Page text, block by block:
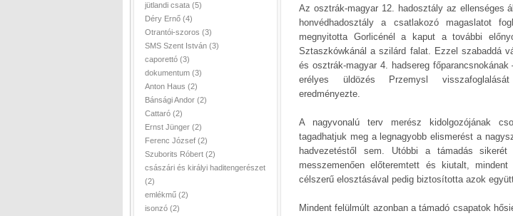
jütlandi csata (5)
Déry Ernő (4)
Otrantói-szoros (3)
SMS Szent István (3)
caporettó (3)
dokumentum (3)
Anton Haus (2)
Bánsági Andor (2)
Cattaró (2)
Ernst Jünger (2)
Ferenc József (2)
Szuborits Róbert (2)
császári és királyi haditengerészet
(2)
emlékmű (2)
isonzó (2)
Az osztrák-magyar 12. hadosztály az ellenséges
honvédhadosztály a csatlakozó magaslatot
megnyitotta Gorlicénél a kaput a további
Sztaszkówkánál a szilárd falat. Ezzel szabaddá
és osztrák-magyar 4. hadsereg
erélyes üldözés Przemysl
eredményezte.
A nagyvonalú terv merész kidolgozójának
tagadhatjuk meg a legnagyobb elismerést a
hadvezetéstől sem. Utóbbi a támadás
messzemenően előteremtett és kiutalt,
célszerű elosztásával pedig biztosította azok
Mindent felülmúlt azonban a támadó csapatok